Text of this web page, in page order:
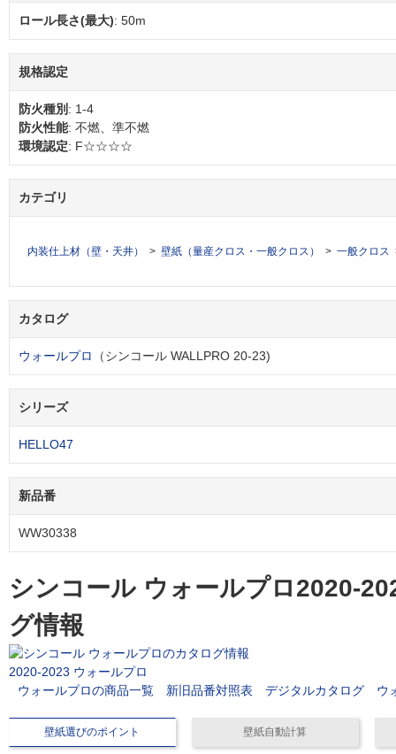
ロール長さ(最大): 50m
規格認定
防火種別 : 1-4
防火性能: 不燃、準不燃
環境認定: F☆☆☆☆
カテゴリ
内装仕上材（壁・天井） 壁紙（量産クロス・一般クロス） 一般クロス
カタログ
ウォールプロ （シンコール WALLPRO 20-23)
シリーズ
HELLO47
新品番
WW30338
シンコール ウォールプロ2020-
グ情報
2020-2023 ウォールプロ
ウォールプロの商品一覧
新旧品番対照表 デジタルカタログ ウ
壁紙選びのポイント 壁紙自動計算